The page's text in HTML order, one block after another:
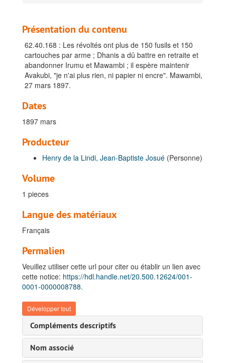
Présentation du contenu
62.40.168 : Les révoltés ont plus de 150 fusils et 150
cartouches par arme ; Dhanis a dû battre en retraite et
abandonner Irumu et Mawambi ; il espère maintenir
Avakubi, "je n'ai plus rien, ni papier ni encre". Mawambi,
27 mars 1897.
Dates
1897 mars
Producteur
Henry de la Lindi, Jean-Baptiste Josué (Personne)
Volume
1 pieces
Langue des matériaux
Français
Permalien
Veuillez utiliser cette url pour citer ou établir un lien avec
cette notice: https://hdl.handle.net/20.500.12624/001-
0001-0000008788.
Développer tout
Compléments descriptifs
Nom associé
Fonds Henry de la Lindi, Jean-Baptiste Josué
A. Généralités, 1895-1952
C. Carrière coloniale, 1892-1956
I. Premier terme au Congo (1892 oct. - 1896 mars) et Congé en Belgique (1896 mars - 1896 déc.), 1892-1897
1. Généralités, 1897-1900